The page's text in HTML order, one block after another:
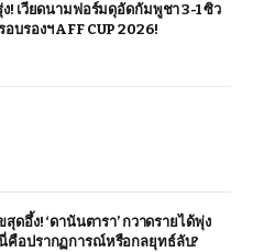
! เวียดนามฟอร์มดุอัดกัมพูชา 3-1 ซิว
บรองฯ AFF CUP 2026!
สุดอึ้ง! ‘ดานันตารา’ กวาดรายได้พุ่ง
คือปรากฏการณ์หรือกลยุทธ์ลับ?